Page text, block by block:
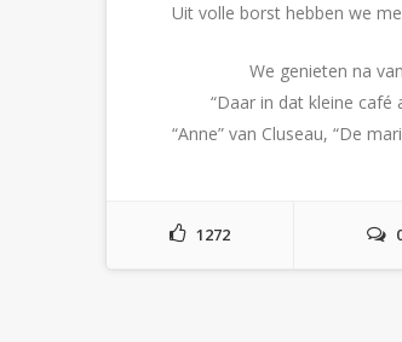
Uit volle borst hebben we
We genieten na van
“Daar in dat kleine café
“Anne” van Cluseau, “De
1272